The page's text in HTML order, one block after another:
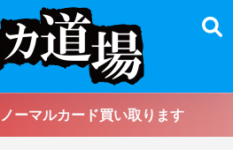
ーマルカード買い取ります